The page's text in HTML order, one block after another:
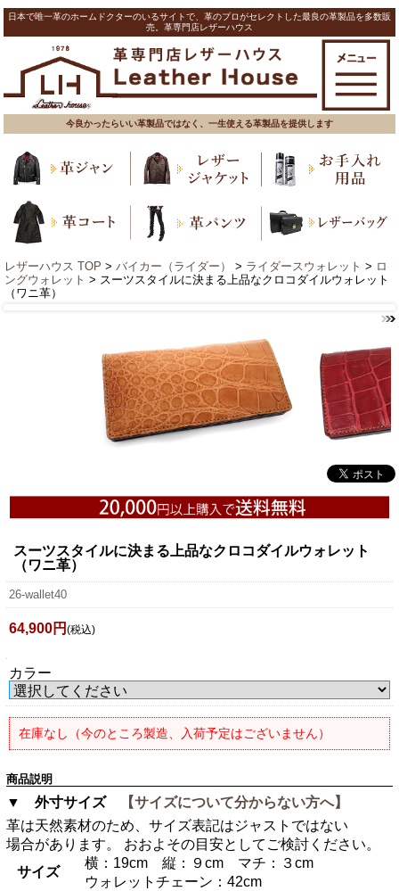
日本で唯一革のホームドクターのいるサイトで、革のプロがセレクトした最良の革製品を多数販
売。革専門店レザーハウス
今良かったらいい革製品ではなく、一生使える革製品を提供します
レザーハウス TOP > バイカー（ライダー） > ライダースウォレット > ロ
ングウォレット > スーツスタイルに決まる上品なクロコダイルウォレット
（ワニ革）
スーツスタイルに決まる上品なクロコダイルウォレット
（ワニ革）
26-wallet40
64,900円 (税込)
カラー
在庫なし（今のところ製造、入荷予定はございません）
商品説明
▼ 外寸サイズ
【サイズについて分からない方へ】
革は天然素材のため、サイズ表記はジャストではない
場合があります。 おおよその目安としてご検討ください。
サイズ
横：19cm 縦：９cm マチ：３cm
ウォレットチェーン：42cm